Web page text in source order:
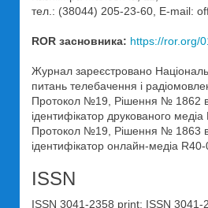
тел.: (38044) 205-23-60, E-mail:
ROR засновника: https://ror.org/
Журнал зареєстровано
питань телебачення і
Протокол №19, Рішення № 1862
ідентифікатор друкованого
Протокол №19, Рішення № 1863
ідентифікатор онлайн-медіа R40-
ISSN
ISSN 3041-2358 print; ISSN 3041-